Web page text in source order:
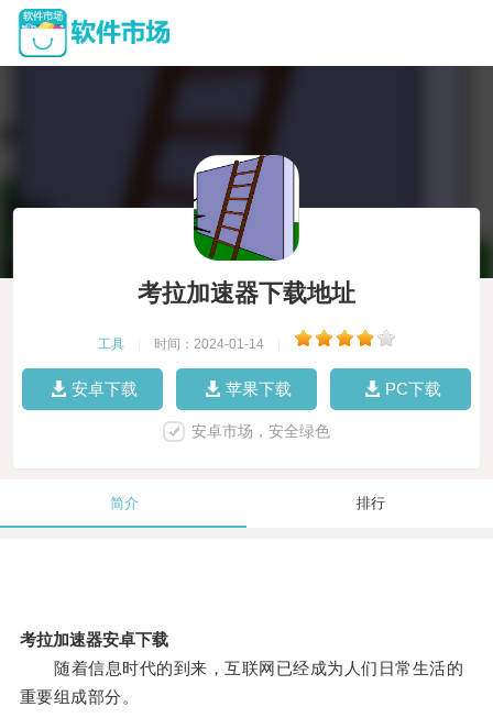
考拉加速器下载地址
工具 时间：2024-01-14
安卓下载 苹果下载 PC下载
安卓市场，安全绿色
简介 排行
考拉加速器安卓下载
随着信息时代的到来，互联网已经成为人们日常生活的
重要组成部分。